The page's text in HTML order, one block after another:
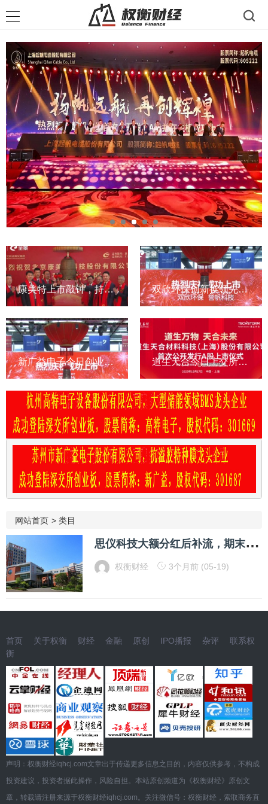
康美特上市敲钟，持续高投入研发，营利双增，助力LED封装厂商
新广益电子今日创业板上市，打破外资特种膜垄断，市占率第一
双欣环保创新换领先，以质量争市占率，以业绩回报社会
道生天合今日上交所主板上市，先进复材系统领跑者
网站首页 > 类目
思
仪科技大额分红后补流，期末政府补助占三成，逾期账款高企
权衡财经 3个月前 (05-19)
首页 关于权衡 财经 金融 原创 IPO播报 杂评
联系权
衡
声明：权衡财经iqhcj.com文章出于传递更多信息之目的，内容仅供参考，不构成
投资建议，投资者据此操作，风险自担。本站原创频道为《权衡财经》原创文
章，转载请注册来源于权衡财经iqhcj.com。关注微信号：权衡财经，索取商务直